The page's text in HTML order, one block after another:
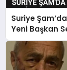
Suriye
Yeni Başkan